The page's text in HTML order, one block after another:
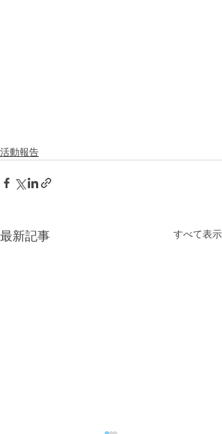
活動報告
最新記事 すべて表示